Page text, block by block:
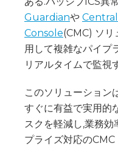
Guardianや
Console(CMC) ソリ
用して複雑なパイプ
リアルタイムで監視
このソリューション
すぐに有益で実用的
スクを軽減し,業務効
プライズ対応の